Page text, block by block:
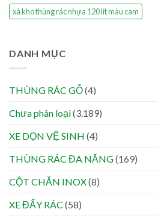
xả kho thùng rác nhựa 120 lít màu cam
DANH MỤC
THÙNG RÁC GỖ(4)
Chưa phân loại(3.189)
XE DỌN VỆ SINH (4)
THÙNG RÁC ĐA NĂNG(169)
CỘT CHẮN INOX(8)
XE ĐẨY RÁC (58)